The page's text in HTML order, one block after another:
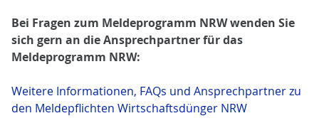
Bei Fragen zum Meldeprogramm NRW wenden Sie
sich gern an die Ansprechpartner für das
Meldeprogramm NRW:
Weitere Informationen, FAQs und Ansprechpartner zu
den Meldepflichten Wirtschaftsdünger NRW